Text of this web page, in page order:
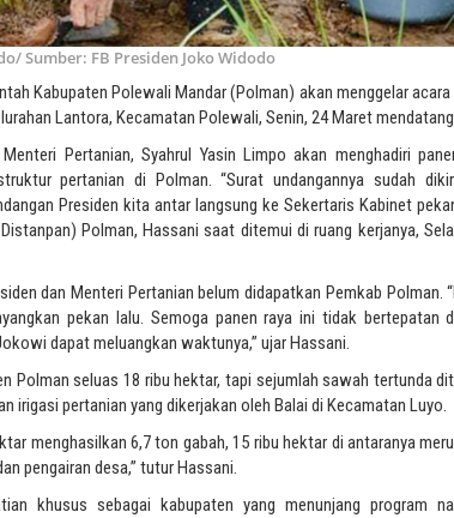
Sumber: FB Presiden Joko Widodo
Kabupaten Polewali Mandar (Polman) akan menggelar acara
Lantora, Kecamatan Polewali, Senin, 24 Maret
Pertanian, Syahrul Yasin Limpo akan menghadiri
pertanian di Polman. “Surat undangannya sudah
Presiden kita antar langsung ke Sekertaris Kabinet
Polman, Hassani saat ditemui di ruang kerjanya,
dan Menteri Pertanian belum didapatkan Pemkab Polman.
pekan lalu. Semoga panen raya ini tidak bertepatan
dapat meluangkan waktunya,” ujar Hassani.
Polman seluas 18 ribu hektar, tapi sejumlah sawah tertunda
irigasi pertanian yang dikerjakan oleh Balai di Kecamatan Luyo.
menghasilkan 6,7 ton gabah, 15 ribu hektar di antaranya
pengairan desa,” tutur Hassani.
khusus sebagai kabupaten yang menunjang program